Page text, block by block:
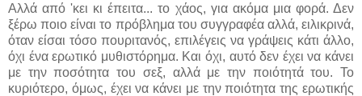
Αλλά από 'κει κι έπειτα... το χάος, για ακόμα μια φορά. Δεν
ξέρω ποιο είναι το πρόβλημα του συγγραφέα αλλά, ειλικρινά,
όταν είσαι τόσο πουριτανός, επιλέγεις να γράψεις κάτι άλλο,
όχι ένα ερωτικό μυθιστόρημα. Και όχι, αυτό δεν έχει να κάνει
με την ποσότητα του σεξ, αλλά με την ποιότητά του. Το
κυριότερο, όμως, έχει να κάνει με την ποιότητα της ερωτικής